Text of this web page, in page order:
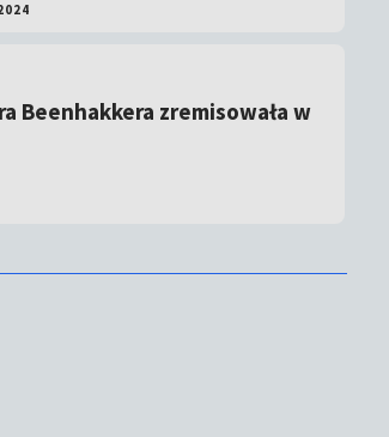
Beenhakkera zremisowała w